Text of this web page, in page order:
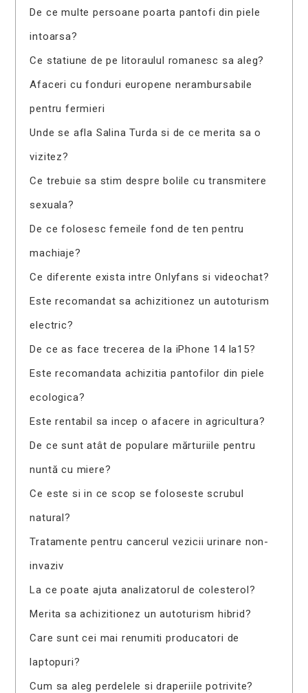
De ce multe persoane poarta pantofi din piele
intoarsa?
Ce statiune de pe litoraulul romanesc sa aleg?
Afaceri cu fonduri europene nerambursabile
pentru fermieri
Unde se afla Salina Turda si de ce merita sa o
vizitez?
Ce trebuie sa stim despre bolile cu transmitere
sexuala?
De ce folosesc femeile fond de ten pentru
machiaje?
Ce diferente exista intre Onlyfans si videochat?
Este recomandat sa achizitionez un autoturism
electric?
De ce as face trecerea de la iPhone 14 la15?
Este recomandata achizitia pantofilor din piele
ecologica?
Este rentabil sa incep o afacere in agricultura?
De ce sunt atât de populare mărturiile pentru
nuntă cu miere?
Ce este si in ce scop se foloseste scrubul
natural?
Tratamente pentru cancerul vezicii urinare non-
invaziv
La ce poate ajuta analizatorul de colesterol?
Merita sa achizitionez un autoturism hibrid?
Care sunt cei mai renumiti producatori de
laptopuri?
Cum sa aleg perdelele si draperiile potrivite?